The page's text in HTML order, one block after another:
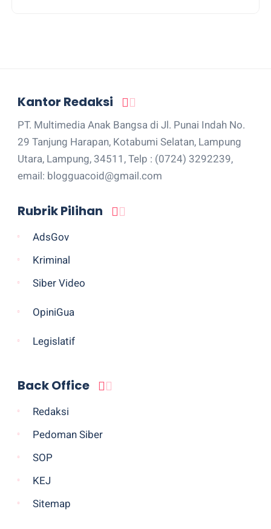
Kantor Redaksi
PT. Multimedia Anak Bangsa di Jl. Punai Indah No.
29 Tanjung Harapan, Kotabumi Selatan, Lampung
Utara, Lampung, 34511, Telp : (0724) 3292239,
email: blogguacoid@gmail.com
Rubrik Pilihan
AdsGov
Kriminal
Siber Video
OpiniGua
Legislatif
Back Office
Redaksi
Pedoman Siber
SOP
KEJ
Sitemap